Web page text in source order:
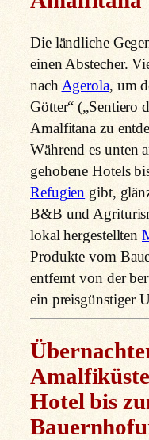
Die ländliche
einen Abstecher.
nach Agerola, um
Götter“ („Sentiero
Amalfitana zu
Während es unten
gehobene Hotels
Refugien gibt,
B&B und
lokal hergestellten
Produkte vom
entfernt von der
ein preisgünstiger
Hotel bis